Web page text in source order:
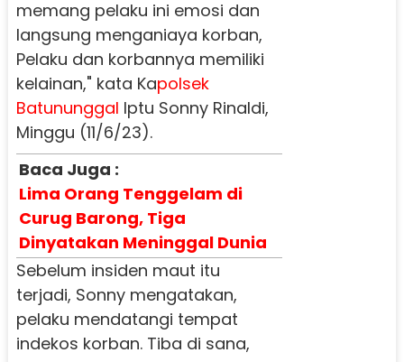
memang pelaku ini emosi dan
langsung menganiaya korban,
Pelaku dan korbannya memiliki
kelainan," kata Kapolsek
Batununggal Iptu Sonny Rinaldi,
Minggu (11/6/23).
Baca Juga :
Lima Orang Tenggelam di
Curug Barong, Tiga
Dinyatakan Meninggal Dunia
Sebelum insiden maut itu
terjadi, Sonny mengatakan,
pelaku mendatangi tempat
indekos korban. Tiba di sana,